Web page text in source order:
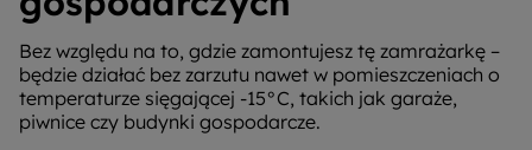
Bez względu na to, gdzie zamontujesz tę zamrażarkę –
będzie działać bez zarzutu nawet w pomieszczeniach o
temperaturze sięgającej -15°C, takich jak garaże,
piwnice czy budynki gospodarcze.